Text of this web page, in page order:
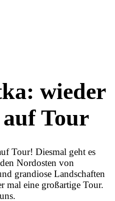
wieder
Tour
Tour! Diesmal geht es
Nordosten von
grandiose Landschaften
mal eine großartige Tour.